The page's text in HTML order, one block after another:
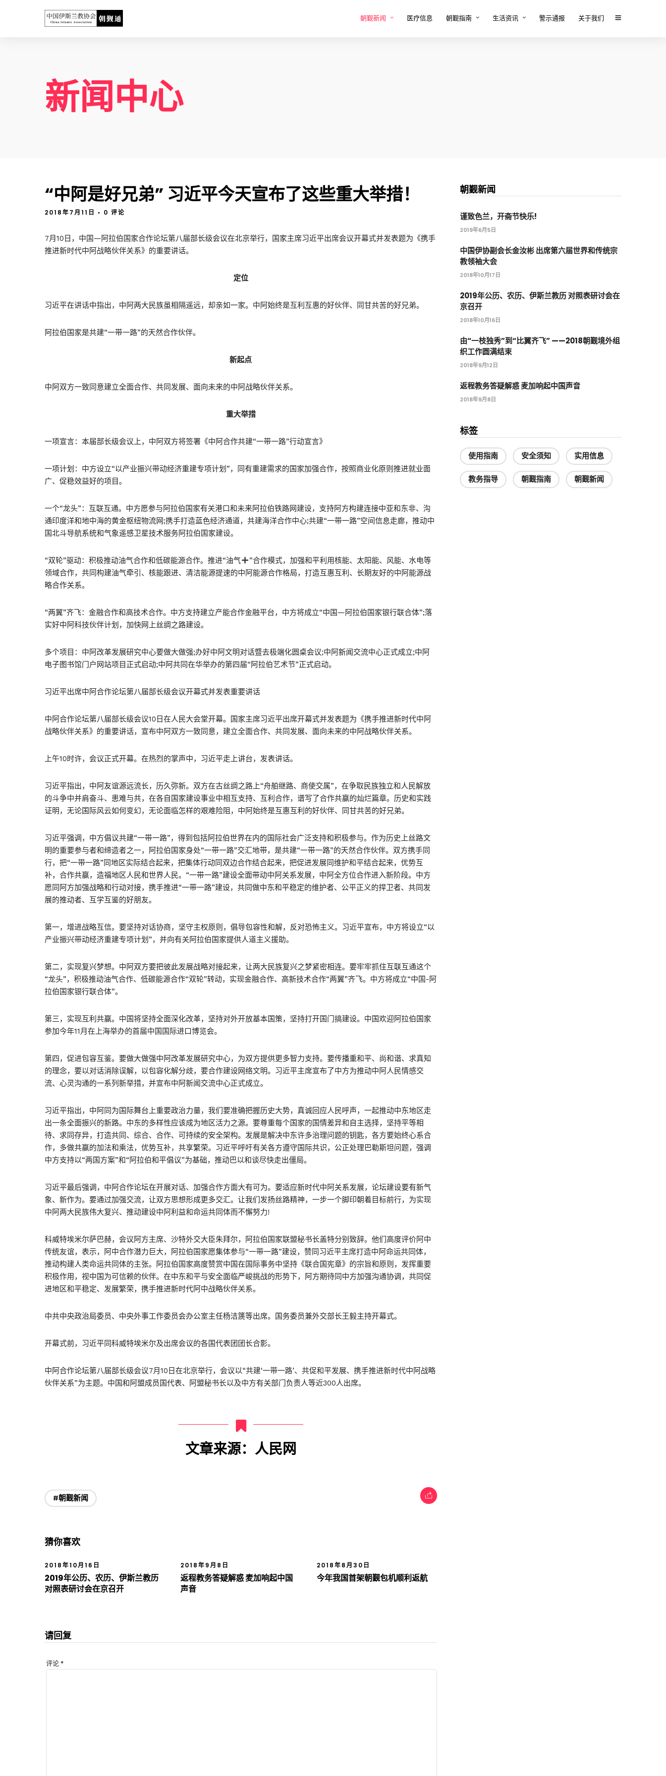
朝觐新闻 医疗信息 朝觐指南 生活资讯 警示通报 关于我们
新闻中心
“中阿是好兄弟” 习近平今天宣布了这些重大举措！
2018年7月11日 • 0 评论
7月10日，中国—阿拉伯国家合作论坛第八届部长级会议在北京举行，国家主席习近平出席会议开幕式并发表题为《携手
推进新时代中阿战略伙伴关系》的重要讲话。
定位
习近平在讲话中指出，中阿两大民族虽相隔遥远，却亲如一家。中阿始终是互利互惠的好伙伴、同甘共苦的好兄弟。
阿拉伯国家是共建“一带一路”的天然合作伙伴。
新起点
中阿双方一致同意建立全面合作、共同发展、面向未来的中阿战略伙伴关系。
重大举措
一项宣言：本届部长级会议上，中阿双方将签署《中阿合作共建“一带一路”行动宣言》
一项计划：中方设立“以产业振兴带动经济重建专项计划”，同有重建需求的国家加强合作，按照商业化原则推进就业面
广、促稳效益好的项目。
一个“龙头”：互联互通。中方愿参与阿拉伯国家有关港口和未来阿拉伯铁路网建设，支持阿方构建连接中亚和东非、沟
通印度洋和地中海的黄金枢纽物流网;携手打造蓝色经济通道，共建海洋合作中心;共建“一带一路”空间信息走廊，推动中
国北斗导航系统和气象遥感卫星技术服务阿拉伯国家建设。
“双轮”驱动：积极推动油气合作和低碳能源合作。推进“油气
”合作模式，加强和平利用核能、太阳能、风能、水电等
领域合作，共同构建油气牵引、核能跟进、清洁能源提速的中阿能源合作格局，打造互惠互利、长期友好的中阿能源战
略合作关系。
“两翼”齐飞：金融合作和高技术合作。中方支持建立产能合作金融平台，中方将成立“中国—阿拉伯国家银行联合体”;落
实好中阿科技伙伴计划，加快网上丝绸之路建设。
多个项目：中阿改革发展研究中心要做大做强;办好中阿文明对话暨去极端化圆桌会议;中阿新闻交流中心正式成立;中阿
电子图书馆门户网站项目正式启动;中阿共同在华举办的第四届“阿拉伯艺术节”正式启动。
习近平出席中阿合作论坛第八届部长级会议开幕式并发表重要讲话
中阿合作论坛第八届部长级会议10日在人民大会堂开幕。国家主席习近平出席开幕式并发表题为《携手推进新时代中阿
战略伙伴关系》的重要讲话，宣布中阿双方一致同意，建立全面合作、共同发展、面向未来的中阿战略伙伴关系。
上午10时许，会议正式开幕。在热烈的掌声中，习近平走上讲台，发表讲话。
习近平指出，中阿友谊源远流长，历久弥新。双方在古丝绸之路上“舟舶继路、商使交属”，在争取民族独立和人民解放
的斗争中并肩奋斗、患难与共，在各自国家建设事业中相互支持、互利合作，谱写了合作共赢的灿烂篇章。历史和实践
证明，无论国际风云如何变幻，无论面临怎样的艰难险阻，中阿始终是互惠互利的好伙伴、同甘共苦的好兄弟。
习近平强调，中方倡议共建“一带一路”，得到包括阿拉伯世界在内的国际社会广泛支持和积极参与。作为历史上丝路文
明的重要参与者和缔造者之一，阿拉伯国家身处“一带一路”交汇地带，是共建“一带一路”的天然合作伙伴。双方携手同
行，把“一带一路”同地区实际结合起来，把集体行动同双边合作结合起来，把促进发展同维护和平结合起来，优势互
补，合作共赢，造福地区人民和世界人民。“一带一路”建设全面带动中阿关系发展，中阿全方位合作进入新阶段。中方
愿同阿方加强战略和行动对接，携手推进“一带一路”建设，共同做中东和平稳定的维护者、公平正义的捍卫者、共同发
展的推动者、互学互鉴的好朋友。
第一，增进战略互信。要坚持对话协商，坚守主权原则，倡导包容性和解，反对恐怖主义。习近平宣布，中方将设立“以
产业振兴带动经济重建专项计划”，并向有关阿拉伯国家提供人道主义援助。
第二，实现复兴梦想。中阿双方要把彼此发展战略对接起来，让两大民族复兴之梦紧密相连。要牢牢抓住互联互通这个
“龙头”，积极推动油气合作、低碳能源合作“双轮”转动，实现金融合作、高新技术合作“两翼”齐飞。中方将成立“中国-阿
拉伯国家银行联合体”。
第三，实现互利共赢。中国将坚持全面深化改革，坚持对外开放基本国策，坚持打开国门搞建设。中国欢迎阿拉伯国家
参加今年11月在上海举办的首届中国国际进口博览会。
第四，促进包容互鉴。要做大做强中阿改革发展研究中心，为双方提供更多智力支持。要传播重和平、尚和谐、求真知
的理念，要以对话消除误解，以包容化解分歧，要合作建设网络文明。习近平主席宣布了中方为推动中阿人民情感交
流、心灵沟通的一系列新举措，并宣布中阿新闻交流中心正式成立。
习近平指出，中阿同为国际舞台上重要政治力量，我们要准确把握历史大势，真诚回应人民呼声，一起推动中东地区走
出一条全面振兴的新路。中东的多样性应该成为地区活力之源。要尊重每个国家的国情差异和自主选择，坚持平等相
待、求同存异，打造共同、综合、合作、可持续的安全架构。发展是解决中东许多治理问题的钥匙，各方要始终心系合
作，多做共赢的加法和乘法，优势互补，共享繁荣。习近平呼吁有关各方遵守国际共识，公正处理巴勒斯坦问题，强调
中方支持以“两国方案”和“阿拉伯和平倡议”为基础，推动巴以和谈尽快走出僵局。
习近平最后强调，中阿合作论坛在开展对话、加强合作方面大有可为。要适应新时代中阿关系发展，论坛建设要有新气
象、新作为。要通过加强交流，让双方思想形成更多交汇。让我们发扬丝路精神，一步一个脚印朝着目标前行，为实现
中阿两大民族伟大复兴、推动建设中阿利益和命运共同体而不懈努力!
科威特埃米尔萨巴赫，会议阿方主席、沙特外交大臣朱拜尔，阿拉伯国家联盟秘书长盖特分别致辞。他们高度评价阿中
传统友谊，表示，阿中合作潜力巨大，阿拉伯国家愿集体参与“一带一路”建设，赞同习近平主席打造中阿命运共同体，
推动构建人类命运共同体的主张。阿拉伯国家高度赞赏中国在国际事务中坚持《联合国宪章》的宗旨和原则，发挥重要
积极作用，视中国为可信赖的伙伴。在中东和平与安全面临严峻挑战的形势下，阿方期待同中方加强沟通协调，共同促
进地区和平稳定、发展繁荣，携手推进新时代阿中战略伙伴关系。
中共中央政治局委员、中央外事工作委员会办公室主任杨洁篪等出席。国务委员兼外交部长王毅主持开幕式。
开幕式前，习近平同科威特埃米尔及出席会议的各国代表团团长合影。
中阿合作论坛第八届部长级会议7月10日在北京举行，会议以“共建‘一带一路’、共促和平发展、携手推进新时代中阿战略
伙伴关系”为主题。中国和阿盟成员国代表、阿盟秘书长以及中方有关部门负责人等近300人出席。
文章来源：人民网
#朝觐新闻
猜你喜欢
2018年10月16日
2019年公历、农历、伊斯兰教历
对照表研讨会在京召开
2018年9月8日
返程教务答疑解惑 麦加响起中国
声音
2018年8月30日
今年我国首架朝觐包机顺利返航
请回复
评论 *
朝觐新闻
谨致色兰，开斋节快乐!
2019年6月5日
中国伊协副会长金汝彬 出席第六届世界和传统宗
教领袖大会
2018年10月17日
2019年公历、农历、伊斯兰教历 对照表研讨会在
京召开
2018年10月16日
由“一枝独秀”到“比翼齐飞” ——2018朝觐境外组
织工作圆满结束
2018年9月12日
返程教务答疑解惑 麦加响起中国声音
2018年9月8日
标签
使用指南 安全须知 实用信息
教务指导 朝觐指南 朝觐新闻